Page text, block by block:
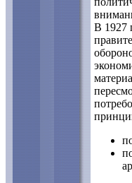
В 1927